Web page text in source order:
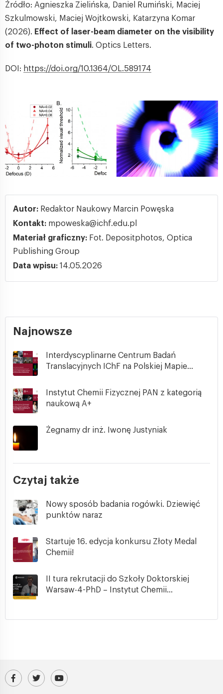
Źródło: Agnieszka Zielińska, Daniel Rumiński, Maciej
Szkulmowski, Maciej Wojtkowski, Katarzyna Komar
(2026). Effect of laser-beam diameter on the visibility
of two-photon stimuli. Optics Letters.
DOI: https://doi.org/10.1364/OL.589174
Autor: Redaktor Naukowy Marcin Powęska
Kontakt: mpoweska@ichf.edu.pl
Materiał graficzny: Fot. Depositphotos, Optica
Publishing Group
Data wpisu: 14.05.2026
Najnowsze
Interdyscyplinarne Centrum Badań
Translacyjnych IChF na Polskiej Mapie...
Instytut Chemii Fizycznej PAN z kategorią
naukową A+
Żegnamy dr inż. Iwonę Justyniak
Czytaj także
Nowy sposób badania rogówki. Dziewięć
punktów naraz
Startuje 16. edycja konkursu Złoty Medal
Chemii!
II tura rekrutacji do Szkoły Doktorskiej
Warsaw-4-PhD – Instytut Chemii...
Odwiedź nasz profil na Facebooku
Profil IChF PAN na platformie X (Twitter)
Kanał IChF PAN w serwisie YouTube